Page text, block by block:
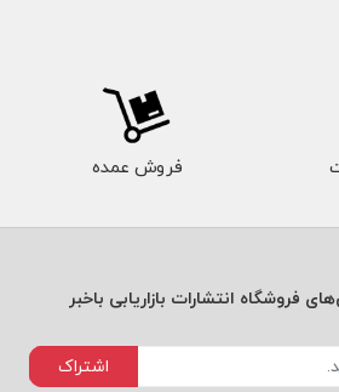
فروش عمده
فروشگاه انتشارات بازاریابی باخبر
اشتراک